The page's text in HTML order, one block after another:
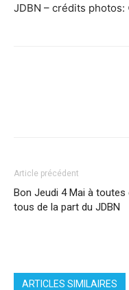
JDBN – crédits photos:
Article précédent
Bon Jeudi 4 Mai à toutes
tous de la part du JDBN
ARTICLES SIMILAIRES